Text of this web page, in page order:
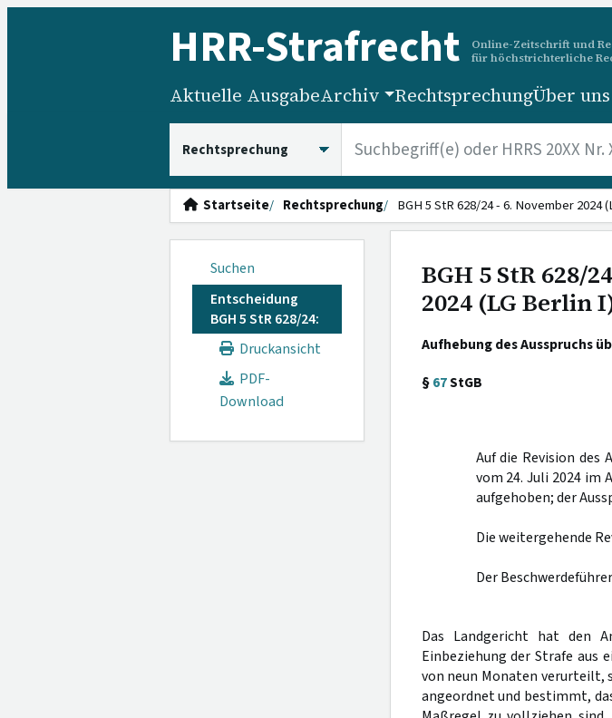
HRR-Strafrecht
Online-Zeitschrift und
für höchstrichterliche
Aktuelle AusgabeArchiv RechtsprechungÜber uns
Startseite Rechtsprechung BGH 5 StR 628/24 - 6. November 2024
Suchen
Entscheidung
BGH 5 StR 628/24:
Druckansicht
PDF-
Download
BGH 5 StR 628/
2024 (LG Berlin
Aufhebung des Ausspruchs
§67StGB
Auf die Revision des
vom 24. Juli 2024 im
aufgehoben; der
Die weitergehende
Der
Das Landgericht hat den
Einbeziehung der Strafe
von neun Monaten verurteilt,
angeordnet und bestimmt,